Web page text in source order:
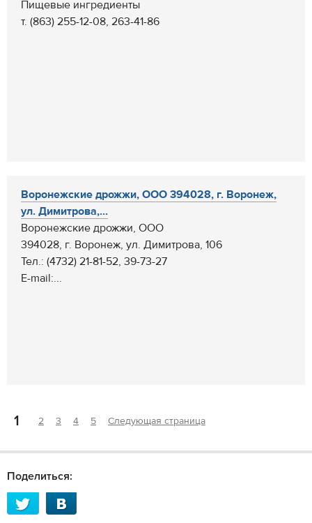
Пищевые ингредиенты
т. (863) 255-12-08, 263-41-86
Воронежские дрожжи, ООО 394028, г. Воронеж,
ул. Димитрова,...
Воронежские дрожжи, ООО
394028, г. Воронеж, ул. Димитрова, 106
Тел.: (4732) 21-81-52, 39-73-27
E-mail:...
1 2 3 4 5 Следующая страница
Поделиться: